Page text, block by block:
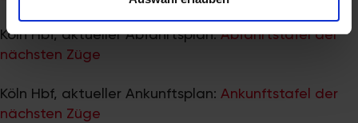
analysieren. Außerdem geben wir Informationen zu Ihrer
Verwendung unserer Website an unsere Partner für
soziale Medien, Werbung und Analysen weiter. Unsere
weiteren Daten zusammen, die Sie ihnen bereitgestellt
haben oder die sie im Rahmen Ihrer Nutzung der Dienste
Köln Hbf, aktueller Abfahrtsplan:Abfahrtstafel der
nächsten Züge
Köln Hbf, aktueller Ankunftsplan: Ankunftstafel der
nächsten Züge